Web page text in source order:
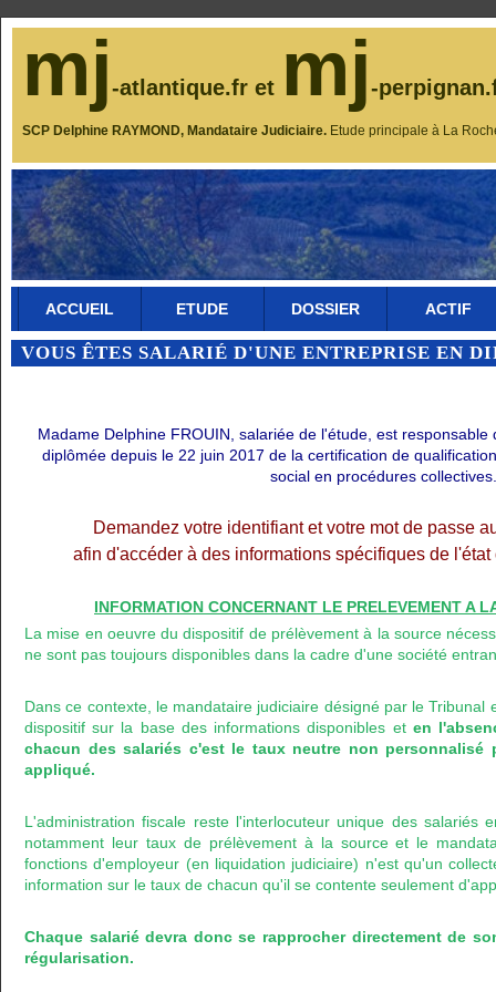
mj-atlantique.fr et mj-
SCP Delphine RAYMOND, Mandataire Judiciaire. Etude principale à La
ACCUEIL ETUDE DOSSIER ACTIF
VOUS ÊTES SALARIÉ D'UNE ENTREPRISE EN
Madame Delphine FROUIN, salariée de l'étude, est
diplômée depuis le 22 juin 2017 de la certification de
social en procédures collectives.
Demandez votre identifiant et votre mot de passe
afin d'accéder à des informations spécifiques de
INFORMATION CONCERNANT LE PRELEVEMENT A
La mise en oeuvre du dispositif de prélèvement à la source
ne sont pas toujours disponibles dans la cadre d'une société
Dans ce contexte, le mandataire judiciaire désigné par le Tribunal
dispositif sur la base des informations disponibles et en
chacun des salariés c'est le taux neutre non personnalisé
appliqué.
L'administration fiscale reste l'interlocuteur unique des salariés
notamment leur taux de prélèvement à la source et le
fonctions d'employeur (en liquidation judiciaire) n'est qu'un
information sur le taux de chacun qu'il se contente seulement
Chaque salarié devra donc se rapprocher directement de
régularisation.